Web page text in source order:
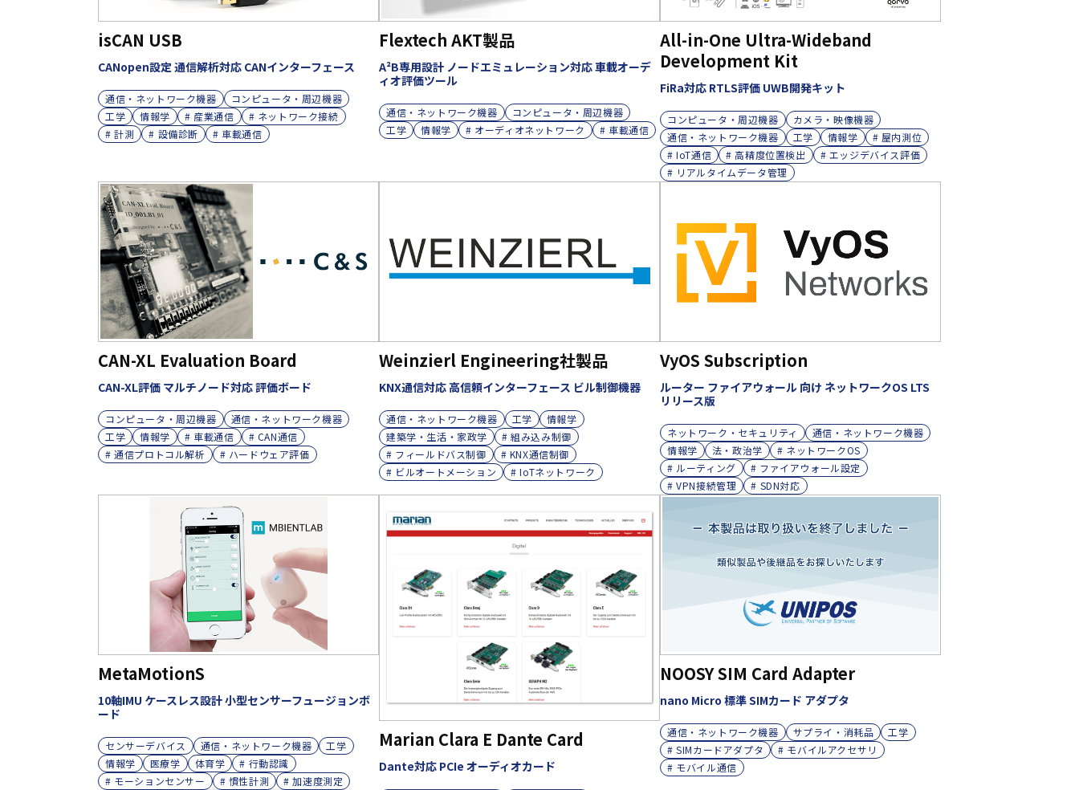
isCAN USB
CANopen設定 通信解析対応 CANインターフェース
通信・ネットワーク機器
コンピュータ・周辺機器
工学
情報学 # 産業通信
# ネットワーク接続
# 計測
# 設備診断 # 車載通信
Flextech AKT製品
A²B専用設計 ノードエミュレーション対応 車載オーデ
ィオ評価ツール
通信・ネットワーク機器
コンピュータ・周辺機器
工学
情報学 # オーディオネットワーク # 車載通信
All-in-One Ultra-Wideband
Development Kit
FiRa対応 RTLS評価 UWB開発キット
コンピュータ・周辺機器
カメラ・映像機器
通信・ネットワーク機器
工学 情報学
# 屋内測位
# IoT通信
# 高精度位置検出
# エッジデバイス評価
# リアルタイムデータ管理
CAN-XL Evaluation Board
CAN-XL評価 マルチノード対応 評価ボード
コンピュータ・周辺機器
通信・ネットワーク機器
工学
情報学 # 車載通信
# CAN通信
# 通信プロトコル解析
# ハードウェア評価
Weinzierl Engineering社製品
KNX通信対応 高信頼インターフェース ビル制御機器
通信・ネットワーク機器 工学
情報学
建築学・生活・家政学
# 組み込み制御
# フィールドバス制御
# KNX通信制御
# ビルオートメーション
# IoTネットワーク
VyOS Subscription
ルーター ファイアウォール 向け ネットワークOS LTS
リリース版
ネットワーク・セキュリティ
通信・ネットワーク機器
情報学
法・政治学
# ネットワークOS
# ルーティング
# ファイアウォール設定
# VPN接続管理
# SDN対応
MetaMotionS
10軸IMU ケースレス設計 小型センサーフュージョンボ
ード
センサーデバイス 通信・ネットワーク機器
工学
情報学
医療学 体育学
# 行動認識
# モーションセンサー
# 慣性計測
# 加速度測定
Marian Clara E Dante Card
Dante対応 PCIe オーディオカード
NOOSY SIM Card Adapter
nano Micro 標準 SIMカード アダプタ
通信・ネットワーク機器 サプライ・消耗品
工学
# SIMカードアダプタ
# モバイルアクセサリ
# モバイル通信